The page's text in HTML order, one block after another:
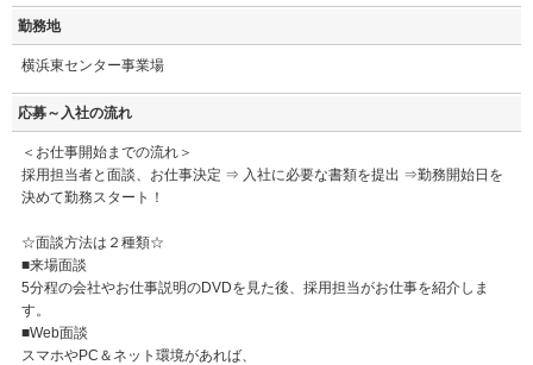
勤務地
横浜東センター事業場
応募～入社の流れ
＜お仕事開始までの流れ＞
採用担当者と面談、お仕事決定 ⇒ 入社に必要な書類を提出 ⇒勤務開始日を
決めて勤務スタート！
☆面談方法は２種類☆
■来場面談
5分程の会社やお仕事説明のDVDを見た後、採用担当がお仕事を紹介しま
す。
■Web面談
スマホやPC＆ネット環境があれば、